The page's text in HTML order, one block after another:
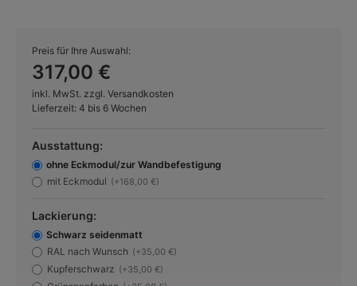
Preis für Ihre Auswahl:
317,00 €
inkl. MwSt. zzgl. Versandkosten
Lieferzeit: 4 bis 6 Wochen
Ausstattung:
ohne Eckmodul/zur Wandbefestigung
mit Eckmodul (+168,00 €)
Lackierung:
Schwarz seidenmatt
RAL nach Wunsch (+35,00 €)
Kupferschwarz (+35,00 €)